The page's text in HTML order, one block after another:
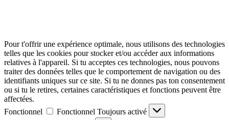
Pour t'offrir une expérience optimale, nous utilisons des technologies
telles que les cookies pour stocker et/ou accéder aux informations
relatives à l'appareil. Si tu acceptes ces technologies, nous pouvons
traiter des données telles que le comportement de navigation ou des
identifiants uniques sur ce site. Si tu ne donnes pas ton consentement
ou si tu le retires, certaines caractéristiques et fonctions peuvent être
affectées.
Fonctionnel
Fonctionnel Toujours activé